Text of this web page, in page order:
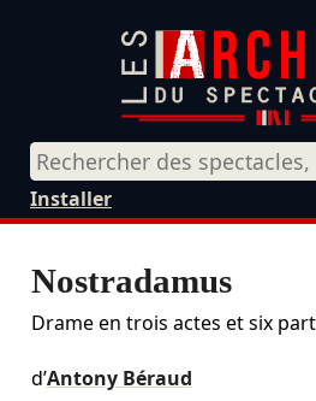
Installer
Nostradamus
Drame en trois actes et six
d’Antony Béraud